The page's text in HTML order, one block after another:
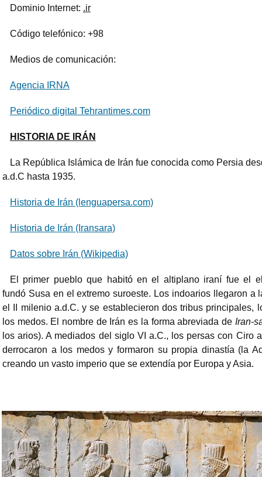
Dominio Internet: .ir
Código telefónico: +98
Medios de comunicación:
Agencia IRNA
Periódico digital Tehrantimes.com
HISTORIA DE IRÁN
La República Islámica de Irán fue conocida como Persia
a.d.C hasta 1935.
Historia de Irán (lenguapersa.com)
Historia de Irán (Iransara)
Datos sobre Irán (Wikipedia)
El primer pueblo que habitó en el altiplano iraní fue el
fundó Susa en el extremo suroeste. Los indoarios llegaron a
el II milenio a.d.C. y se establecieron dos tribus principales,
los medos. El nombre de Irán es la forma abreviada de Iran-
los arios). A mediados del siglo VI a.C., los persas con Ciro
derrocaron a los medos y formaron su propia dinastía (la
creando un vasto imperio que se extendía por Europa y Asia.